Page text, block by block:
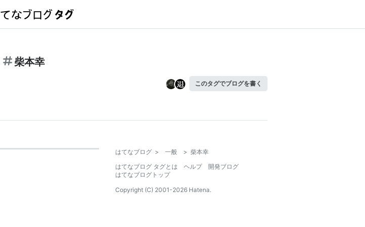
柴本幸
このタグでブログを書く
はてなブログ > 一般 > 柴本幸
はてなブログ タグとは
ヘルプ
開発ブログ
はてなブログトップ
Copyright (C) 2001-2026 Hatena.